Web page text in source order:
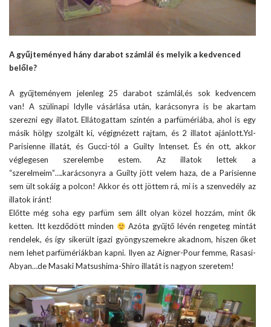
A gyűjteményed hány darabot számlál és melyik a kedvenced
belőle?
A gyűjteményem jelenleg 25 darabot számlál,és sok kedvencem
van! A szülinapi Idylle vásárlása után, karácsonyra is be akartam
szerezni egy illatot. Ellátogattam szintén a parfümériába, ahol is egy
másik hölgy szolgált ki, végignézett rajtam, és 2 illatot ajánlott.Ysl-
Parisienne illatát, és Gucci-tól a Guilty Intenset. És én ott, akkor
véglegesen szerelembe estem. Az illatok lettek a
“szerelmeim”….karácsonyra a Guilty jött velem haza, de a Parisienne
sem ült sokáig a polcon! Akkor és ott jöttem rá, mi is a szenvedély az
illatok iránt!
Előtte még soha egy parfüm sem állt olyan közel hozzám, mint ők
ketten. Itt kezdődött minden
Azóta gyűjtő lévén rengeteg mintát
rendelek, és így sikerült igazi gyöngyszemekre akadnom, hiszen őket
nem lehet parfümériákban kapni. Ilyen az Aigner-Pour femme, Rasasi-
Abyan…de Masaki Matsushima-Shiro illatát is nagyon szeretem!